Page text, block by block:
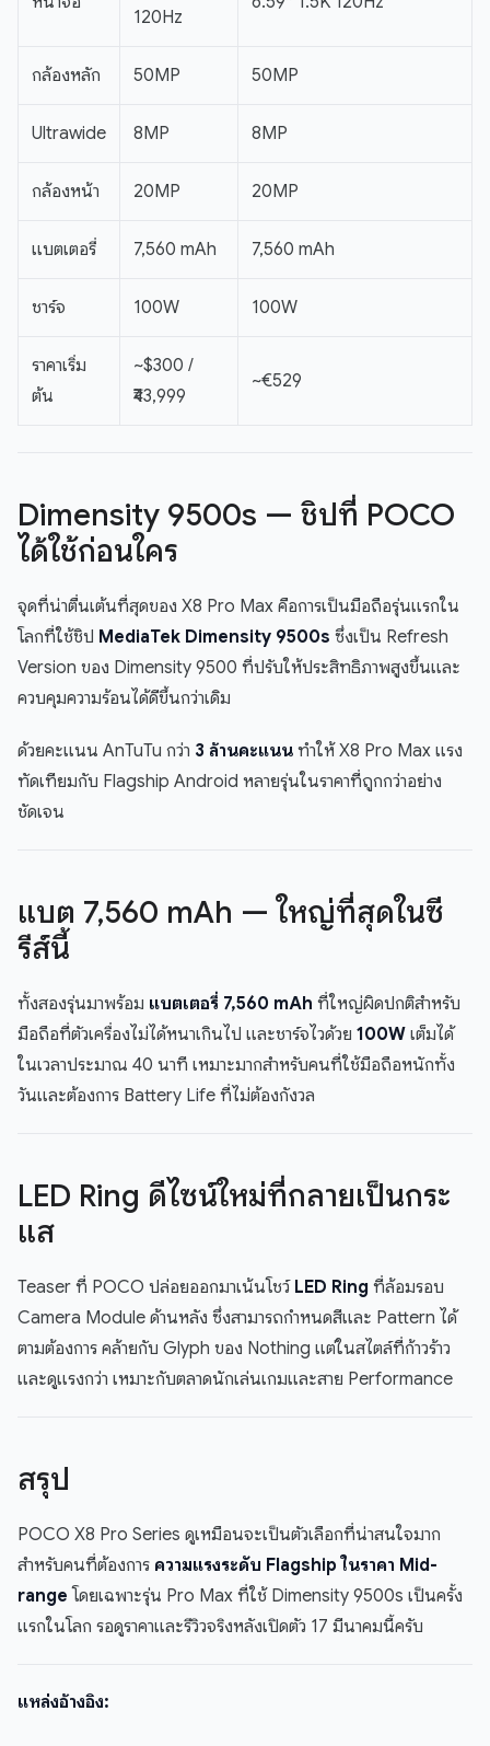
120Hz
กล้องหลัก 50MP 50MP
Ultrawide 8MP 8MP
กล้องหน้า 20MP 20MP
แบตเตอรี่ 7,560 mAh 7,560 mAh
ชาร์จ 100W 100W
ราคาเริ่ม
ต้น
~$300 /
₹43,999
~€529
Dimensity 9500s — ชิปที่ POCO
ได้ใช้ก่อนใคร
จุดที่น่าตื่นเต้นที่สุดของ X8 Pro Max คือการเป็นมือถือรุ่นแรกใน
โลกที่ใช้ชิป MediaTek Dimensity 9500s ซึ่งเป็น Refresh
Version ของ Dimensity 9500 ที่ปรับให้ประสิทธิภาพสูงขึ้นและ
ควบคุมความร้อนได้ดีขึ้นกว่าเดิม
ด้วยคะแนน AnTuTu กว่า 3 ล้านคะแนน ทำให้ X8 Pro Max แรง
ทัดเทียมกับ Flagship Android หลายรุ่นในราคาที่ถูกกว่าอย่าง
ชัดเจน
แบต 7,560 mAh — ใหญ่ที่สุดในซี
รีส์นี้
ทั้งสองรุ่นมาพร้อม แบตเตอรี่ 7,560 mAh ที่ใหญ่ผิดปกติสำหรับ
มือถือที่ตัวเครื่องไม่ได้หนาเกินไป และชาร์จไวด้วย 100W เต็มได้
ในเวลาประมาณ 40 นาที เหมาะมากสำหรับคนที่ใช้มือถือหนักทั้ง
วันและต้องการ Battery Life ที่ไม่ต้องกังวล
LED Ring ดีไซน์ใหม่ที่กลายเป็นกระ
แส
Teaser ที่ POCO ปล่อยออกมาเน้นโชว์ LED Ring ที่ล้อมรอบ
Camera Module ด้านหลัง ซึ่งสามารถกำหนดสีและ Pattern ได้
ตามต้องการ คล้ายกับ Glyph ของ Nothing แต่ในสไตล์ที่ก้าวร้าว
และดูแรงกว่า เหมาะกับตลาดนักเล่นเกมและสาย Performance
สรุป
POCO X8 Pro Series ดูเหมือนจะเป็นตัวเลือกที่น่าสนใจมาก
สำหรับคนที่ต้องการ ความแรงระดับ Flagship ในราคา Mid-
range โดยเฉพาะรุ่น Pro Max ที่ใช้ Dimensity 9500s เป็นครั้ง
แรกในโลก รอดูราคาและรีวิวจริงหลังเปิดตัว 17 มีนาคมนี้ครับ
แหล่งอ้างอิง: